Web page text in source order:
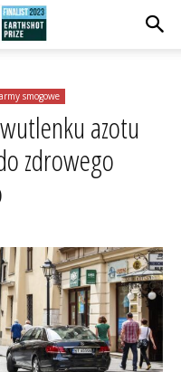
smogowe
azotu
zdrowego